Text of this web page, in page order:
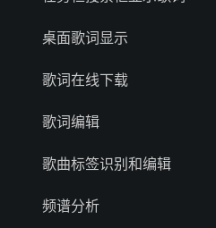
桌面歌词显示
歌词在线下载
歌词编辑
歌曲标签识别和编辑
频谱分析